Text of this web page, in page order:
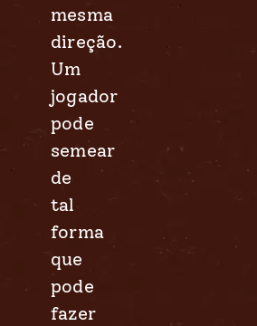
mesma
direção.
Um
jogador
pode
semear
de
tal
forma
que
pode
fazer